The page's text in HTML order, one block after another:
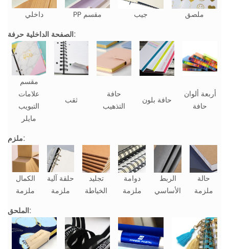
داخلي PP مقسم جيب
ملصق
الصفحة الداخلية حرفة:
مقسم
علامات
التبويب
مايلر
ثقب
حافة
التذهيب
حافة بلون
أربعة ألوان
حافة
ملزم:
الكمال
ملزمة
حلقة آلية
ملزمة
تجليد
الخياطة
دوامة
ملزمة
الربط
الأساسي
حالة
ملزمة
الملحق: